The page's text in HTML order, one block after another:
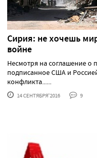
Сирия: не хочешь
войне
Несмотря на соглашение о
подписанное США и
конфликта......
14 СЕНТЯБРЯ'2016 9